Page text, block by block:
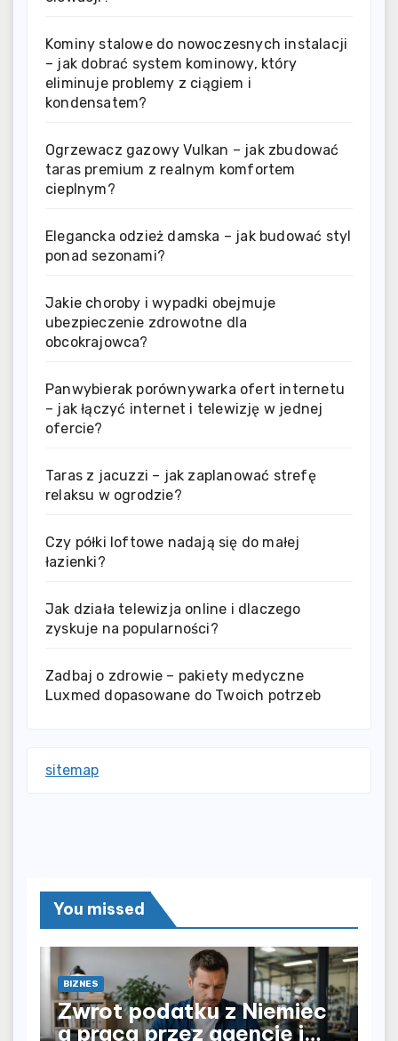
Kominy stalowe do nowoczesnych instalacji
– jak dobrać system kominowy, który
eliminuje problemy z ciągiem i
kondensatem?
Ogrzewacz gazowy Vulkan – jak zbudować
taras premium z realnym komfortem
cieplnym?
Elegancka odzież damska – jak budować styl
ponad sezonami?
Jakie choroby i wypadki obejmuje
ubezpieczenie zdrowotne dla
obcokrajowca?
Panwybierak porównywarka ofert internetu
– jak łączyć internet i telewizję w jednej
ofercie?
Taras z jacuzzi – jak zaplanować strefę
relaksu w ogrodzie?
Czy półki loftowe nadają się do małej
łazienki?
Jak działa telewizja online i dlaczego
zyskuje na popularności?
Zadbaj o zdrowie – pakiety medyczne
Luxmed dopasowane do Twoich potrzeb
sitemap
You missed
BIZNES
Zwrot podatku z Niemiec
a praca przez agencję i